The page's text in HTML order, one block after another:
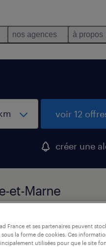
nos agences à propos
voir 12
créer une
et-Marne
niveau d'expérience
France et ses partenaires peuvent
la forme de cookies. Ces
utilisées pour que le site